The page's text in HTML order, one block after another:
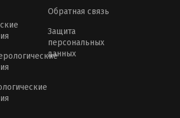
Обратная связь
Защита
персональных
данных